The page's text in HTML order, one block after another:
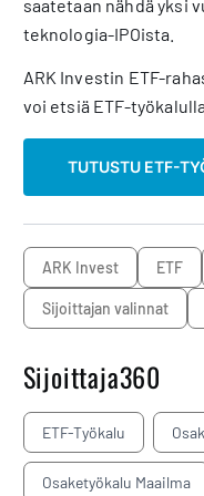
saatetaan nähdä yksi
teknologia-IPOista.
ARK Investin ETF-
voi etsiä ETF-työkalulla.
TUTUSTU ETF-
ARK Invest ETF
sijoittajan valinnat
Sijoittaja360
ETF-Työkalu
Osaketyökalu Maailma